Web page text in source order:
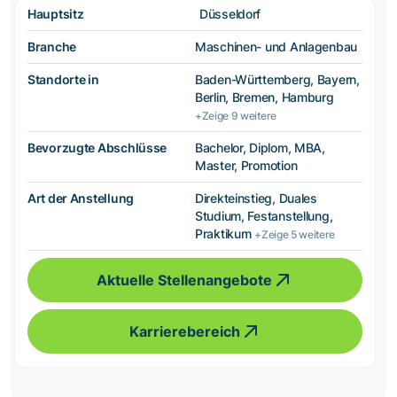
Hauptsitz Düsseldorf
Branche Maschinen- und Anlagenbau
Standorte in
Baden-Württemberg, Bayern,
Berlin, Bremen, Hamburg
+Zeige 9 weitere
Bevorzugte Abschlüsse
Bachelor, Diplom, MBA,
Master, Promotion
Art der Anstellung
Direkteinstieg, Duales
Studium, Festanstellung,
Praktikum +Zeige 5 weitere
Aktuelle Stellenangebote
Karrierebereich